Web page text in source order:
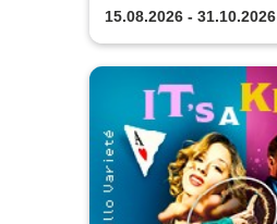
15.08.2026 - 31.10.2026